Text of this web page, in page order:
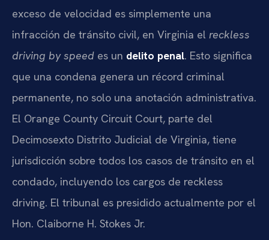
exceso de velocidad es simplemente una
infracción de tránsito civil, en Virginia el reckless
driving by speed es un delito penal. Esto significa
que una condena genera un récord criminal
permanente, no solo una anotación administrativa.
El Orange County Circuit Court, parte del
Decimosexto Distrito Judicial de Virginia, tiene
jurisdicción sobre todos los casos de tránsito en el
condado, incluyendo los cargos de reckless
driving. El tribunal es presidido actualmente por el
Hon. Claiborne H. Stokes Jr.